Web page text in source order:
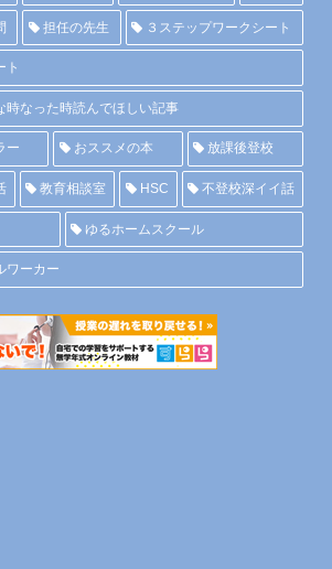
担任の先生 ３ステップワークシート
ト
なった時読んでほしい記事
ー おススメの本 放課後登校
教育相談室 HSC 不登校深イイ話
ゆるホームスクール
ワーカー